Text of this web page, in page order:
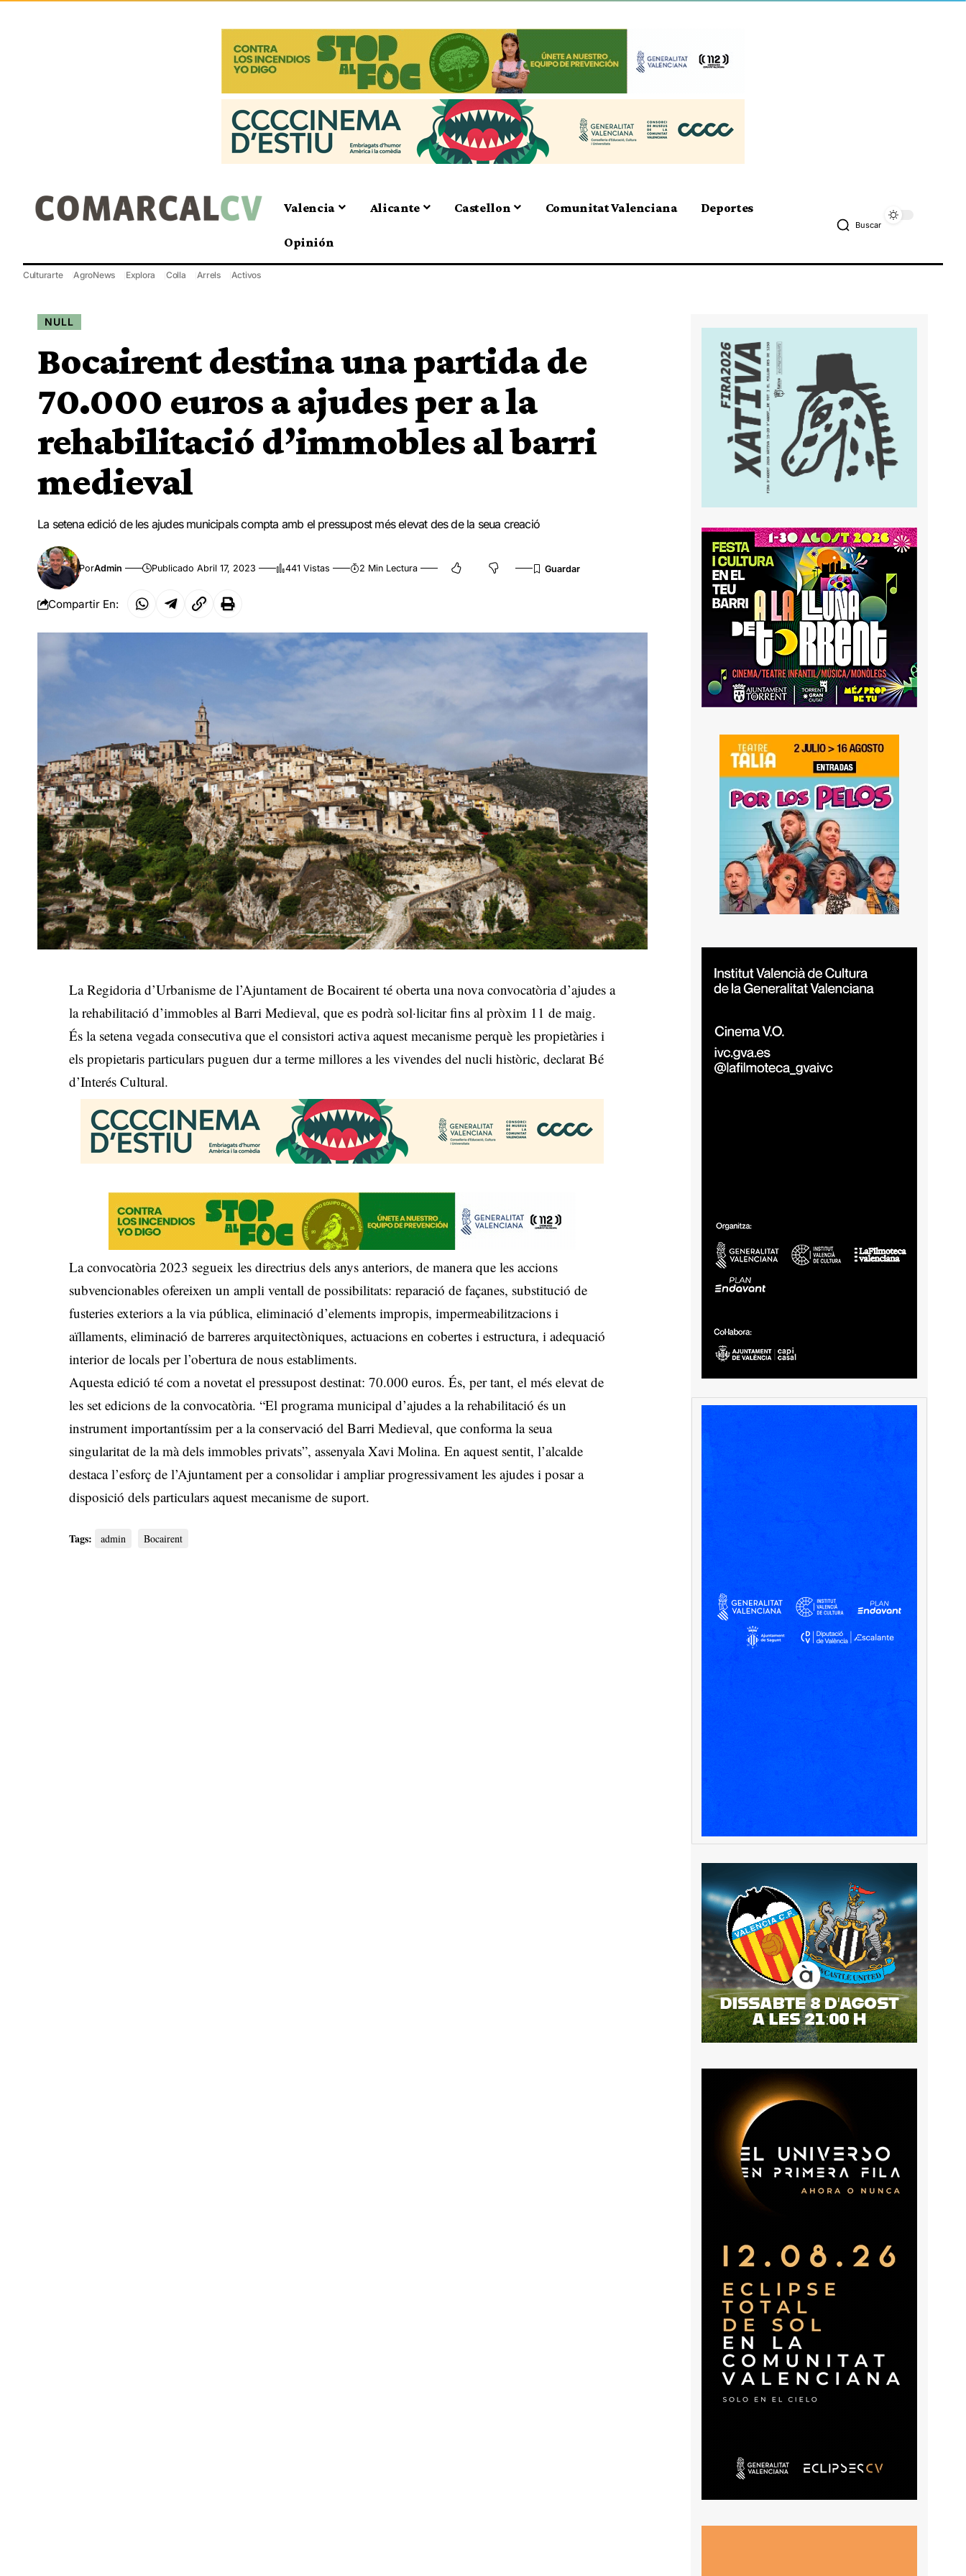
Valencia Alicante Castellon Comunitat Valenciana Deportes
Opinión
Buscar
Culturarte AgroNews Explora Colla Arrels Activos
NULL
Bocairent destina una partida de
70.000 euros a ajudes per a la
rehabilitació d’immobles al barri
medieval
La setena edició de les ajudes municipals compta amb el pressupost més elevat des de la seua creació
PorAdmin Publicado Abril 17, 2023 441 Vistas 2 Min Lectura
Compartir En:
La Regidoria d’Urbanisme de l’Ajuntament de Bocairent té oberta una nova convocatòria d’ajudes a
la rehabilitació d’immobles al Barri Medieval, que es podrà sol·licitar fins al pròxim 11 de maig.
És la setena vegada consecutiva que el consistori activa aquest mecanisme perquè les propietàries i
els propietaris particulars puguen dur a terme millores a les vivendes del nucli històric, declarat Bé
d’Interés Cultural.
La convocatòria 2023 segueix les directrius dels anys anteriors, de manera que les accions
subvencionables ofereixen un ampli ventall de possibilitats: reparació de façanes, substitució de
fusteries exteriors a la via pública, eliminació d’elements impropis, impermeabilitzacions i
aïllaments, eliminació de barreres arquitectòniques, actuacions en cobertes i estructura, i adequació
interior de locals per l’obertura de nous establiments.
Aquesta edició té com a novetat el pressupost destinat: 70.000 euros. És, per tant, el més elevat de
les set edicions de la convocatòria. “El programa municipal d’ajudes a la rehabilitació és un
instrument importantíssim per a la conservació del Barri Medieval, que conforma la seua
singularitat de la mà dels immobles privats”, assenyala Xavi Molina. En aquest sentit, l’alcalde
destaca l’esforç de l’Ajuntament per a consolidar i ampliar progressivament les ajudes i posar a
disposició dels particulars aquest mecanisme de suport.
Tags: admin Bocairent